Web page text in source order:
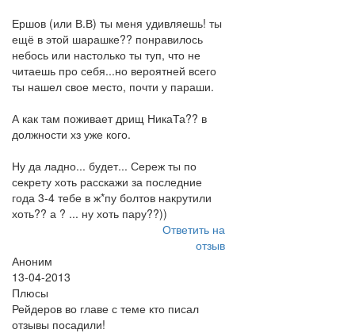
Ершов (или В.В) ты меня удивляешь! ты
ещё в этой шарашке?? понравилось
небось или настолько ты туп, что не
читаешь про себя...но вероятней всего
ты нашел свое место, почти у параши.
А как там поживает дрищ НикаТа?? в
должности хз уже кого.
Ну да ладно... будет... Сереж ты по
секрету хоть расскажи за последние
года 3-4 тебе в ж*пу болтов накрутили
хоть?? а ? ... ну хоть пару??))
Ответить на
отзыв
Аноним
13-04-2013
Плюсы
Рейдеров во главе с теме кто писал
отзывы посадили!